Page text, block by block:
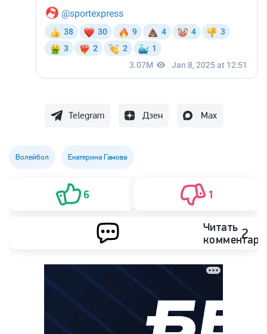
Telegram Дзен Max
Волейбол Екатерина Гамова
6 1
Читать 2